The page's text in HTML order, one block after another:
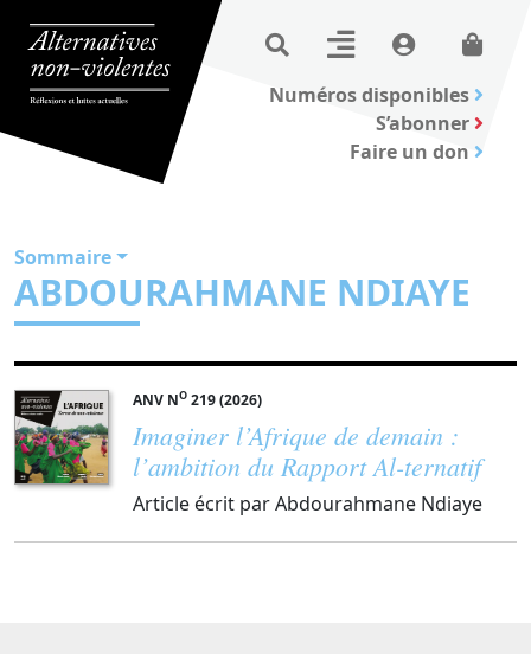
Numéros disponibles
S’abonner
Faire un don
Sommaire
ABDOURAHMANE NDIAYE
ANV NO 219 (2026)
Imaginer l’Afrique de demain :
l’ambition du Rapport Al-ternatif
Article écrit par Abdourahmane Ndiaye